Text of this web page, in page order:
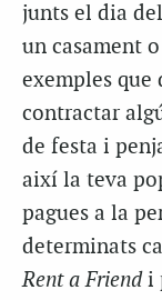
junts el dia
un casament
exemples que
contractar
de festa i
així la teva
pagues a la
determinats
Rent a Friendi